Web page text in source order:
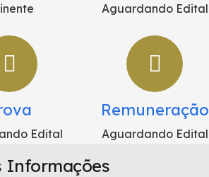
Aguardando Edital
Edital
Remuneração
Aguardando Edital
Informações